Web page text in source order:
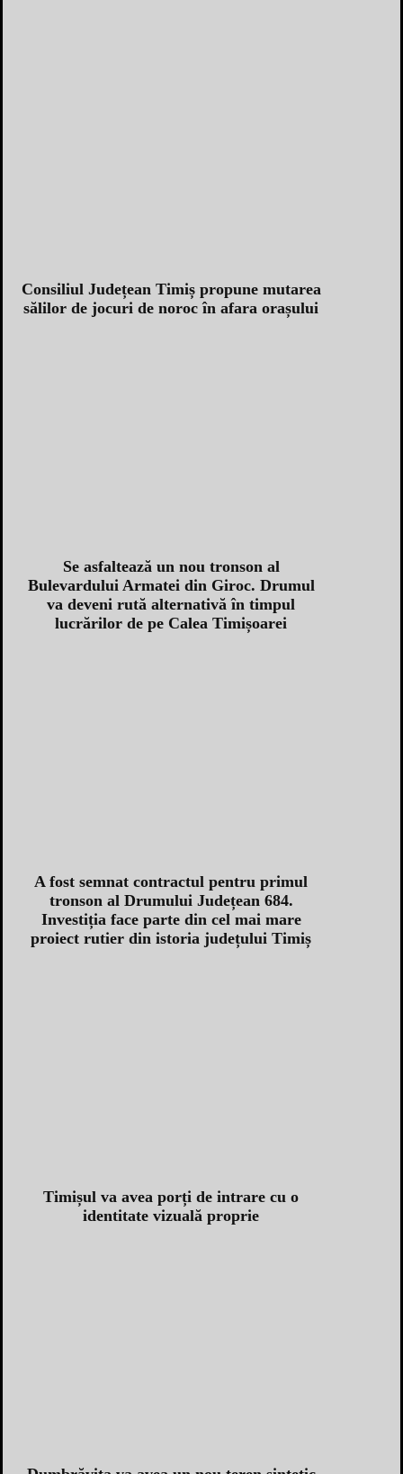
Consiliul Județean Timiș propune mutarea
sălilor de jocuri de noroc în afara orașului
Se asfaltează un nou tronson al
Bulevardului Armatei din Giroc. Drumul
va deveni rută alternativă în timpul
lucrărilor de pe Calea Timișoarei
A fost semnat contractul pentru primul
tronson al Drumului Județean 684.
Investiția face parte din cel mai mare
proiect rutier din istoria județului Timiș
Timișul va avea porți de intrare cu o
identitate vizuală proprie